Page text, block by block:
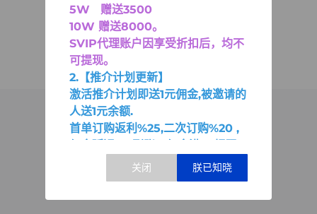
5W 赠送3500
10W 赠送8000。
SVIP代理账户因享受折扣后，均不
可提现。
2.【推介计划更新】
激活推介计划即送1元佣金,被邀请的
人送1元余额.
首单订购返利%25,二次订购%20 ,